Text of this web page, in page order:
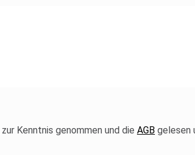
zur Kenntnis genommen und die AGB gelesen